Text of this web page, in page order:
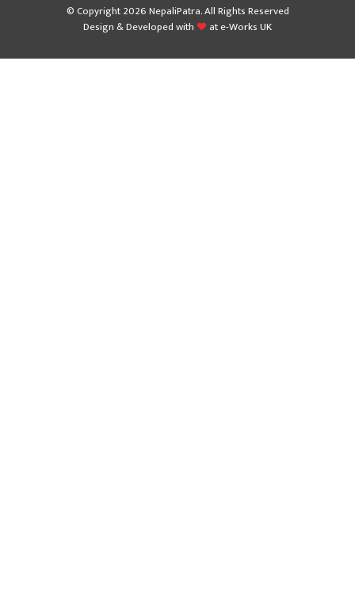
© Copyright 2026 NepaliPatra. All Rights Reserved
Design & Developed with
ate-Works UK